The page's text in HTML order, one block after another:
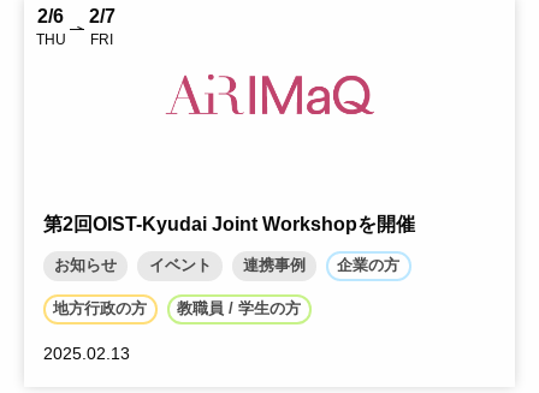
2/6
THU
2/7
FRI
第2回OIST-Kyudai Joint Workshopを開催
お知らせ イベント 連携事例 企業の方
地方行政の方 教職員 / 学生の方
2025.02.13